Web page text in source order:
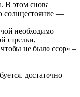
В этом снова
солнцестояние —
необходимо
стрелки,
не было ссор» –
достаточно